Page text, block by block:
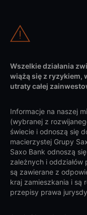
Wszelkie działania
wiążą się z ryzykiem,
utraty całej
Informacje na naszej
(wybranej z
świecie i odnoszą się
macierzystej Grupy
Saxo Bank odnoszą
zależnych i oddziałów
są zawierane z
kraj zamieszkania i są
przepisy prawa